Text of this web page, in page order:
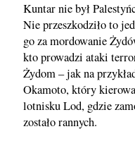
Kuntar nie był
Nie przeszkodziło to
go za mordowanie
kto prowadzi ataki
Żydom – jak na
Okamoto, który
lotnisku Lod, gdzie
zostało rannych.